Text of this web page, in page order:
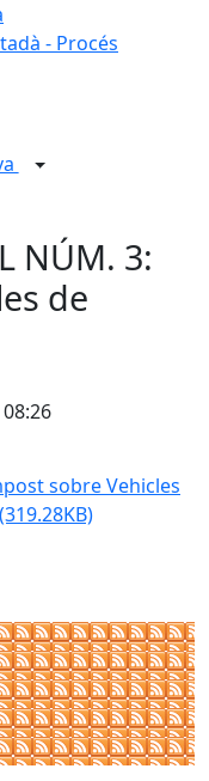
- Procés
NÚM. 3:
de
sobre Vehicles
(319.28KB)